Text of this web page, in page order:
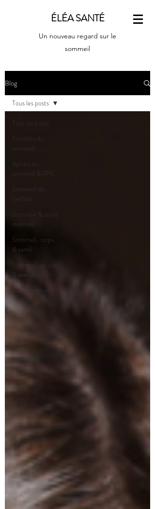
ÉLÉA SANTÉ
Un nouveau regard sur le
sommeil
Blog
Tous les posts
Troubles du
sommeil
Apnée du
sommeil & PPC
Sommeil de
l'enfant
Sommeil & santé
mentale
Sommeil, corps
& santé
Sommeil, couple
& sexualité
Vie du cabinet
Tous les posts